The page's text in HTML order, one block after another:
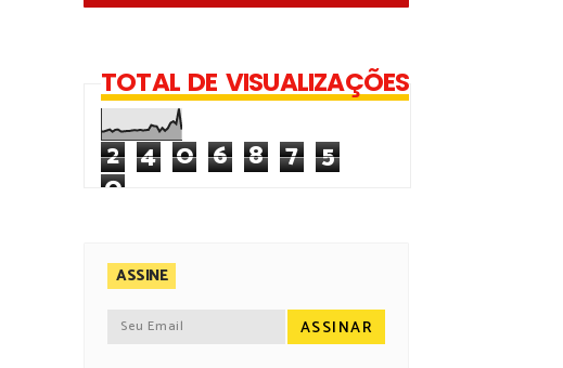
TOTAL DE VISUALIZAÇÕES
2 4 0 6 8 7 5
0
ASSINE